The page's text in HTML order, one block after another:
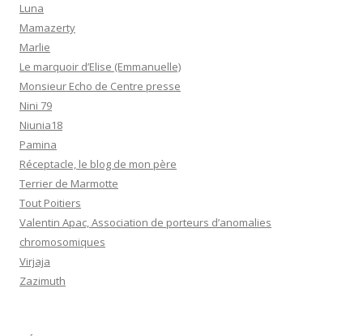
Luna
Mamazerty
Marlie
Le marquoir d’Elise (Emmanuelle)
Monsieur Echo de Centre presse
Nini 79
Niunia18
Pamina
Réceptacle, le blog de mon père
Terrier de Marmotte
Tout Poitiers
Valentin Apac, Association de porteurs d’anomalies
chromosomiques
Virjaja
Zazimuth